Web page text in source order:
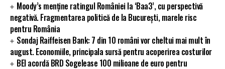
Moody’s menține ratingul României la ‘Baa3’, cu perspectivă
negativă. Fragmentarea politică de la București, marele risc
pentru România
Sondaj Raiffeisen Bank: 7 din 10 români vor cheltui mai mult în
august. Economiile, principala sursă pentru acoperirea costurilor
BEI acordă BRD Sogelease 100 milioane de euro pentru